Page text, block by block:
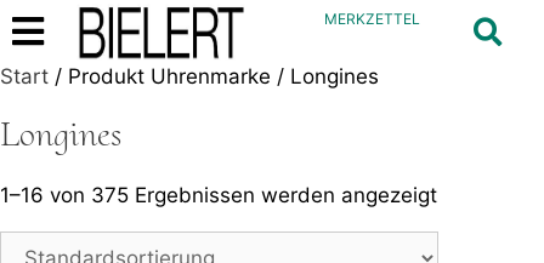
MERKZETTEL
Start / Produkt Uhrenmarke / Longines
Longines
1–16 von 375 Ergebnissen werden angezeigt